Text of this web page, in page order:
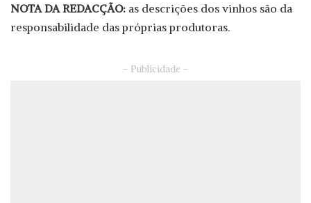
NOTA DA REDACÇÃO: as descrições dos vinhos são da
responsabilidade das próprias produtoras.
– Publicidade –